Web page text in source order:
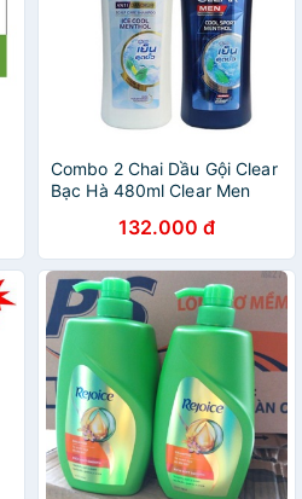
Combo 2 Chai Dầu Gội Clear
Bạc Hà 480ml Clear Men
132.000 đ